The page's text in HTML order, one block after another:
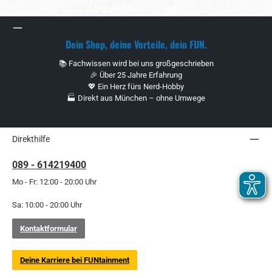
Dein Shop, deine Vorteile, dein FUN.
📚 Fachwissen wird bei uns großgeschrieben
🎉 Über 25 Jahre Erfahrung
💖 Ein Herz fürs Nerd-Hobby
🏭 Direkt aus München – ohne Umwege
Direkthilfe
089 - 614219400
Mo - Fr: 12:00 - 20:00 Uhr
Sa: 10:00 - 20:00 Uhr
Kontaktformular
Deine Karriere bei FUNtainment